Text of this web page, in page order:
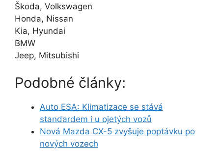
Škoda, Volkswagen
Honda, Nissan
Kia, Hyundai
BMW
Jeep, Mitsubishi
Podobné články:
Auto ESA: Klimatizace se stává
standardem i u ojetých vozů
Nová Mazda CX-5 zvyšuje poptávku po
nových vozech